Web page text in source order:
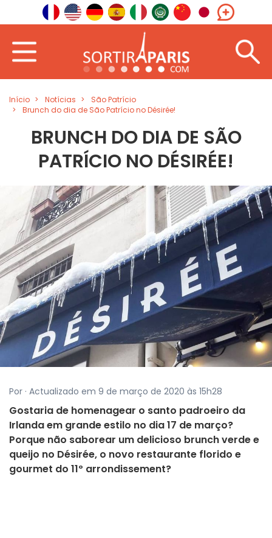
Início Notícias
São Patrício
Brunch do dia de São Patrício no Désirée!
BRUNCH DO DIA DE SÃO
PATRÍCIO NO DÉSIRÉE!
Por · Actualizado em 9 de março de 2020 às 15h28
Gostaria de homenagear o santo padroeiro da
Irlanda em grande estilo no dia 17 de março?
Porque não saborear um delicioso brunch verde e
queijo no Désirée, o novo restaurante florido e
gourmet do 11º arrondissement?